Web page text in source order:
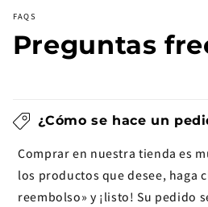
FAQS
Preguntas
¿Cómo se hace un
Comprar en nuestra tienda es
los productos que desee, haga
reembolso» y ¡listo! Su pedido